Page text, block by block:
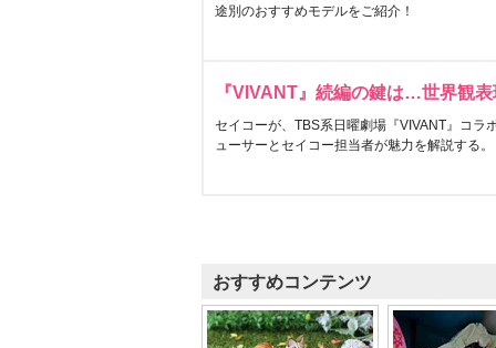
途別のおすすめモデルをご紹介！
『VIVANT』続編の鍵は…世界観
セイコーが、TBS系日曜劇場『VIVANT』コラ
ューサーとセイコー担当者が魅力を解説する。
おすすめコンテンツ